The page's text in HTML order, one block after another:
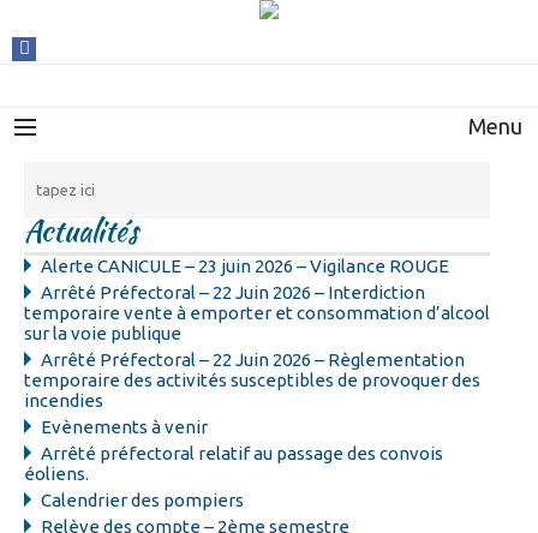
Menu
Actualités
Alerte CANICULE – 23 juin 2026 – Vigilance ROUGE
Arrêté Préfectoral – 22 Juin 2026 – Interdiction
temporaire vente à emporter et consommation d’alcool
sur la voie publique
Arrêté Préfectoral – 22 Juin 2026 – Règlementation
temporaire des activités susceptibles de provoquer des
incendies
Evènements à venir
Arrêté préfectoral relatif au passage des convois
éoliens.
Calendrier des pompiers
Relève des compte – 2ème semestre